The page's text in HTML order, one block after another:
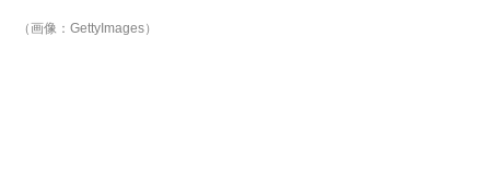
（画像：GettyImages）